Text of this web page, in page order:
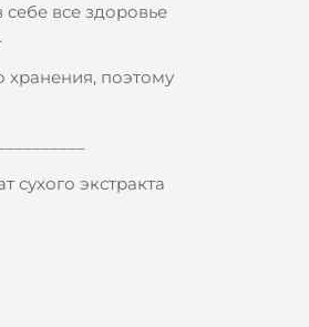
все здоровье
хранения, поэтому
экстракта